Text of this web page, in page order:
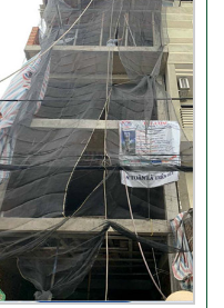
giá từ khách hàng
– sửa nhà
khách hàng nhà chú
Vấp